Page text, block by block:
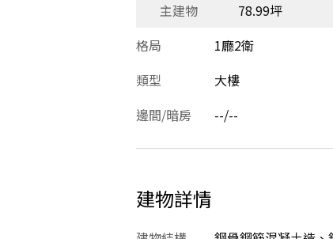
主建物
78.99坪
格局
1廳2衛
類型
大樓
邊間/暗房 --/--
建物詳情